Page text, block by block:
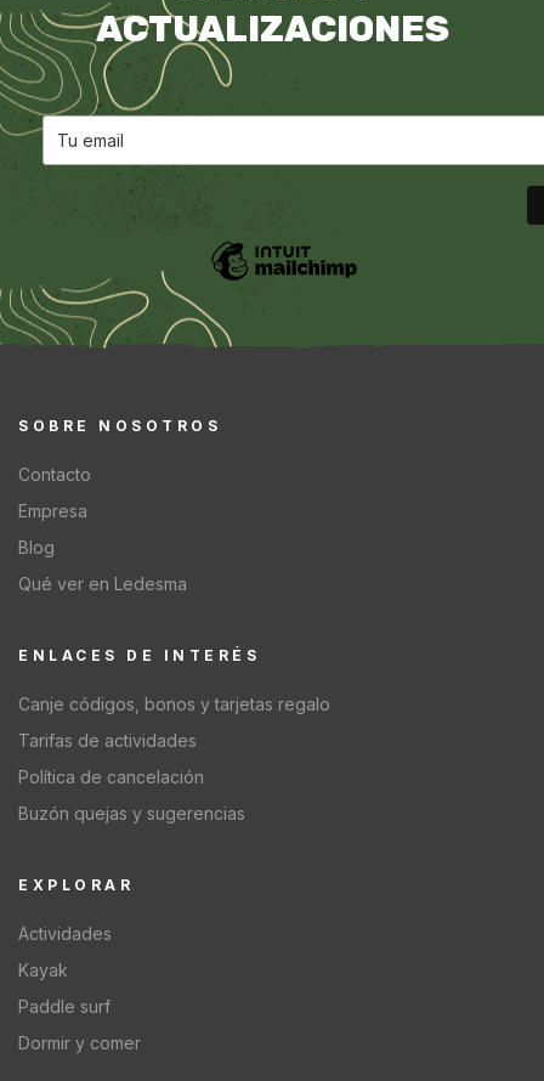
ACTUALIZACIONES
SOBRE NOSOTROS
Contacto
Empresa
Blog
Qué ver en Ledesma
EXPLORAR
Actividades
Kayak
Paddle surf
Dormir y comer
ENLACES DE INTERÉS
Canje códigos, bonos y tarjetas regalo
Tarifas de actividades
Política de cancelación
Buzón quejas y sugerencias